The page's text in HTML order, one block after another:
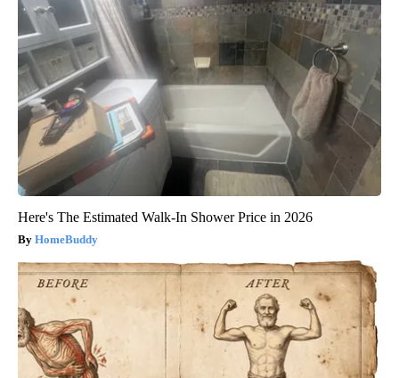
Here's The Estimated Walk-In Shower Price in 2026
HomeBuddy